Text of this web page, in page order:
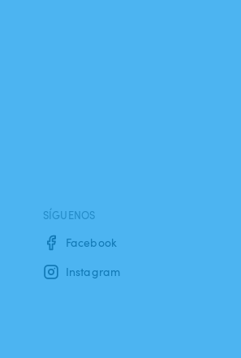
SÍGUENOS
Facebook
Instagram